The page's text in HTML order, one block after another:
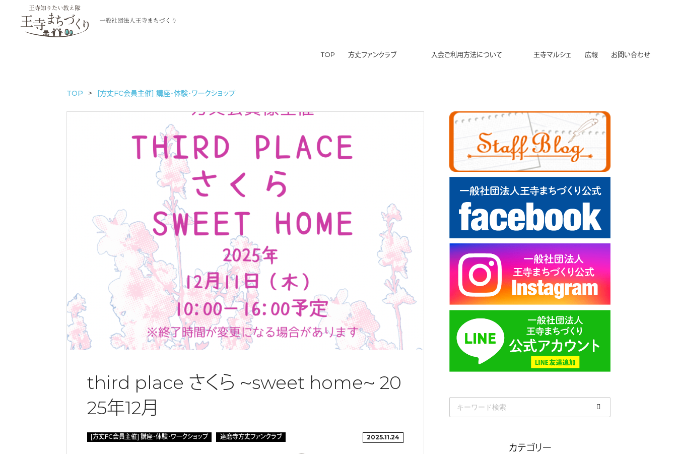
TOP 方丈ファンクラブ 入会ご利用方法について 王寺マルシェ 広報 お問い合わせ
TOP [方丈FC会員主催] 講座・体験・ワークショップ
third place さくら 〜sweet home〜 20
25年12月
[方丈FC会員主催] 講座・体験・ワークショップ 達磨寺方丈ファンクラブ 2025.11.24
カテゴリー